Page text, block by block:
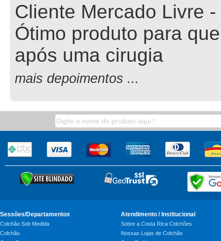
Cliente Mercado Livre
Ótimo produto para
após uma cirugia
mais depoimentos ...
Sessões/Departamentos
Colchão Sob Medida
Colchão
Atendimento / Institucional
Sobre a Costa Rica Colchões
Nossas Lojas de Colchão